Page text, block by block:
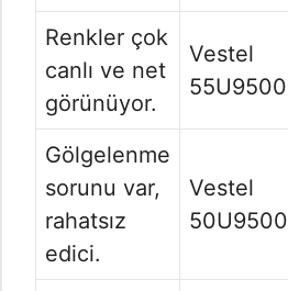
Renkler çok
canlı ve net
görünüyor.
Vestel
55U9500
Gölgelenme
sorunu var,
rahatsız
edici.
Vestel
50U9500